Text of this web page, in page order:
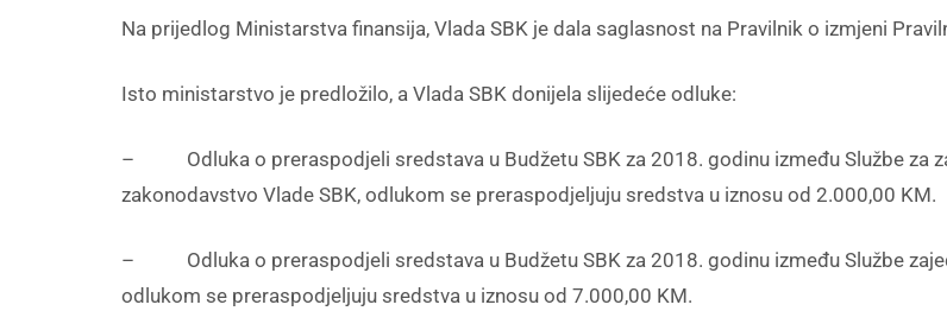
Na prijedlog Ministarstva finansija, Vlada SBK je dala saglasnost na Pravilnik o izmjeni
Isto ministarstvo je predložilo, a Vlada SBK donijela slijedeće odluke:
– Odluka o preraspodjeli sredstava u Budžetu SBK za 2018. godinu između Službe za
zakonodavstvo Vlade SBK, odlukom se preraspodjeljuju sredstva u iznosu od 2.000,00 KM.
– Odluka o preraspodjeli sredstava u Budžetu SBK za 2018. godinu između Službe
odlukom se preraspodjeljuju sredstva u iznosu od 7.000,00 KM.